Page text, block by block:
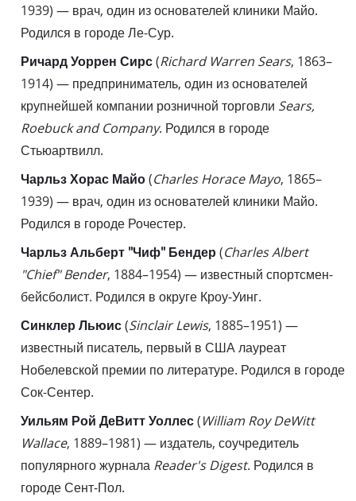
1939) — врач, один из основателей клиники Майо.
Родился в городе Ле-Сур.
Ричард Уоррен Сирс(Richard Warren Sears, 1863–
1914) — предприниматель, один из основателей
крупнейшей компании розничной торговли Sears,
Roebuck and Company. Родился в городе
Стьюартвилл.
Чарльз Хорас Майо(Charles Horace Mayo, 1865–
1939) — врач, один из основателей клиники Майо.
Родился в городе Рочестер.
Чарльз Альберт "Чиф" Бендер (Charles Albert
"Chief" Bender, 1884–1954) — известный спортсмен-
бейсболист. Родился в округе Кроу-Уинг.
Синклер Льюис(Sinclair Lewis, 1885–1951) —
известный писатель, первый в США лауреат
Нобелевской премии по литературе. Родился в городе
Сок-Сентер.
Уильям Рой ДеВитт Уоллес(William Roy DeWitt
Wallace, 1889–1981) — издатель, соучредитель
популярного журнала Reader's Digest. Родился в
городе Сент-Пол.